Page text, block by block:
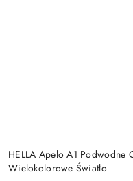
HELLA Apelo A1 Podwodne
Wielokolorowe Światło